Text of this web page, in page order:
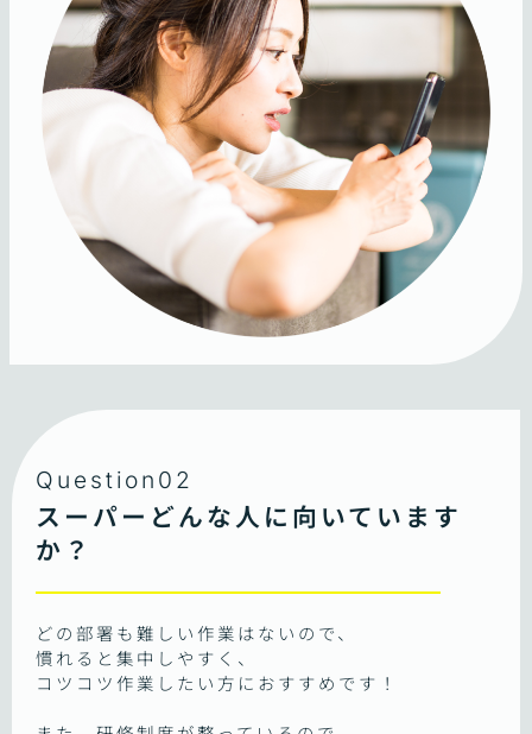
Question02
スーパーどんな人に向いています
か？
どの部署も難しい作業はないので、
慣れると集中しやすく、
コツコツ作業したい方におすすめです！